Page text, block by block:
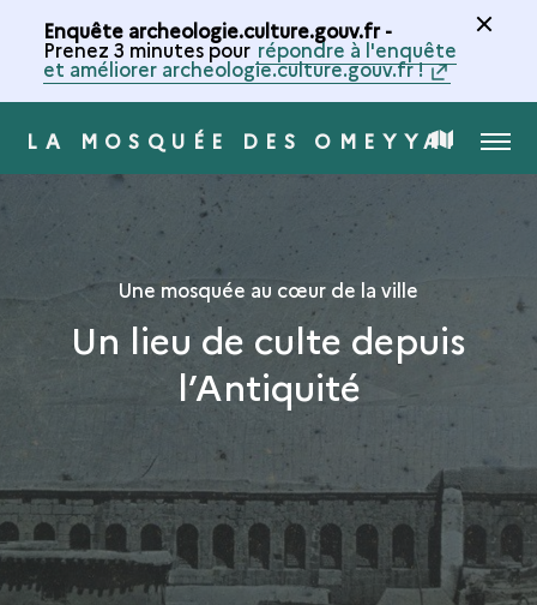
Enquête archeologie.culture.gouv.fr -
Prenez 3 minutes pour répondre à l'enquête
et améliorer archeologie.culture.gouv.fr !
LA MOSQUÉE DES OMEYYADES
CARTE
COLLECTION
MENU
Une mosquée au cœur de la ville
Un lieu de culte depuis
l’Antiquité